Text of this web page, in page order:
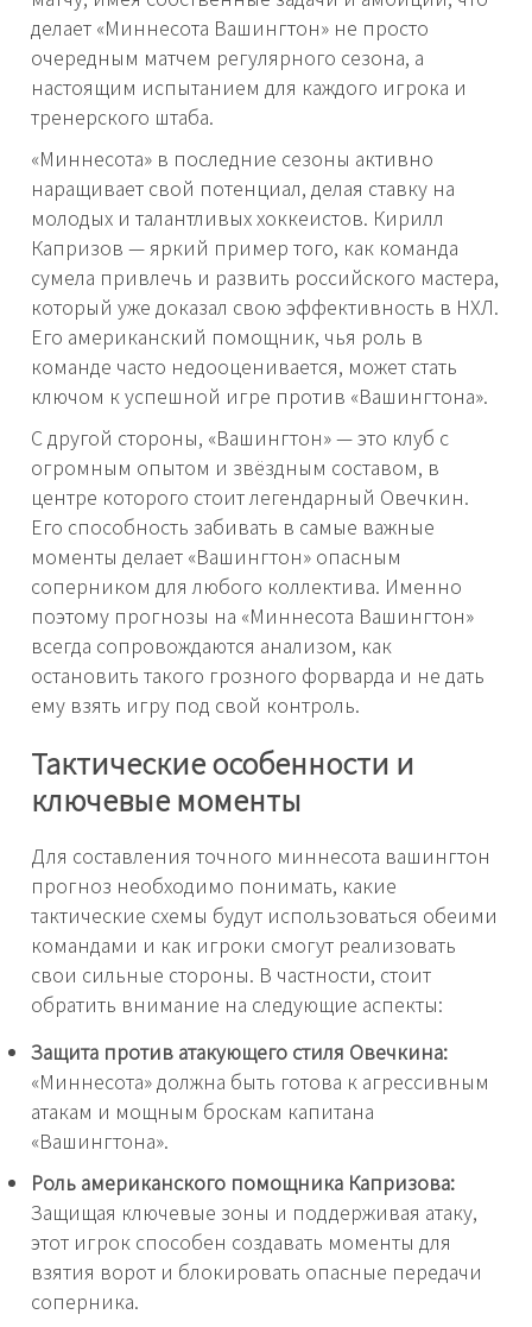
делает «Миннесота Вашингтон» не просто
очередным матчем регулярного сезона, а
настоящим испытанием для каждого игрока и
тренерского штаба.
«Миннесота» в последние сезоны активно
наращивает свой потенциал, делая ставку на
молодых и талантливых хоккеистов. Кирилл
Капризов — яркий пример того, как команда
сумела привлечь и развить российского мастера,
который уже доказал свою эффективность в НХЛ.
Его американский помощник, чья роль в
команде часто недооценивается, может стать
ключом к успешной игре против «Вашингтона».
С другой стороны, «Вашингтон» — это клуб с
огромным опытом и звёздным составом, в
центре которого стоит легендарный Овечкин.
Его способность забивать в самые важные
моменты делает «Вашингтон» опасным
соперником для любого коллектива. Именно
поэтому прогнозы на «Миннесота Вашингтон»
всегда сопровождаются анализом, как
остановить такого грозного форварда и не дать
ему взять игру под свой контроль.
Тактические особенности и
ключевые моменты
Для составления точного миннесота вашингтон
прогноз необходимо понимать, какие
тактические схемы будут использоваться обеими
командами и как игроки смогут реализовать
свои сильные стороны. В частности, стоит
обратить внимание на следующие аспекты:
Защита против атакующего стиля Овечкина:
«Миннесота» должна быть готова к агрессивным
атакам и мощным броскам капитана
«Вашингтона».
Роль американского помощника Капризова:
Защищая ключевые зоны и поддерживая атаку,
этот игрок способен создавать моменты для
взятия ворот и блокировать опасные передачи
соперника.